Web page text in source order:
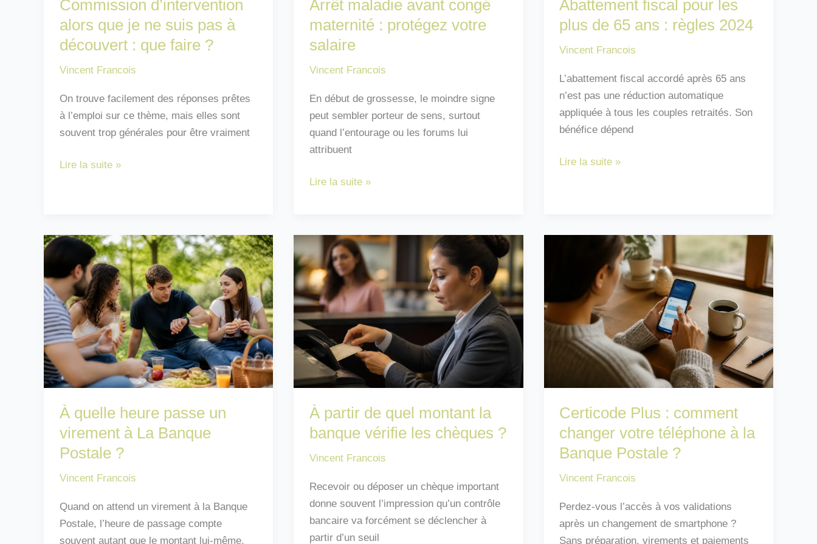
Commission d’intervention
alors que je ne suis pas à
découvert : que faire ?
Vincent Francois
On trouve facilement des réponses prêtes
à l’emploi sur ce thème, mais elles sont
souvent trop générales pour être vraiment
Commission
je
suis
pas
à
découvert
:
que
faire
?
Lire la suite »
Arrêt maladie avant congé
maternité : protégez votre
salaire
Vincent Francois
En début de grossesse, le moindre signe
peut sembler porteur de sens, surtout
quand l’entourage ou les forums lui
attribuent
Arrêt
congé
maternité
:
protégez
votre
salaire
Lire la suite »
Abattement fiscal pour les
plus de 65 ans : règles 2024
Vincent Francois
L’abattement fiscal accordé après 65 ans
n’est pas une réduction automatique
appliquée à tous les couples retraités. Son
bénéfice dépend
Abattement
règles
2024
Lire la suite »
À quelle heure passe un
virement à La Banque
Postale ?
Vincent Francois
Quand on attend un virement à la Banque
Postale, l’heure de passage compte
souvent autant que le montant lui-même.
À partir de quel montant la
banque vérifie les chèques ?
Vincent Francois
Recevoir ou déposer un chèque important
donne souvent l’impression qu’un contrôle
bancaire va forcément se déclencher à
partir d’un seuil
Certicode Plus : comment
changer votre téléphone à la
Banque Postale ?
Vincent Francois
Perdez-vous l’accès à vos validations
après un changement de smartphone ?
Sans préparation, virements et paiements